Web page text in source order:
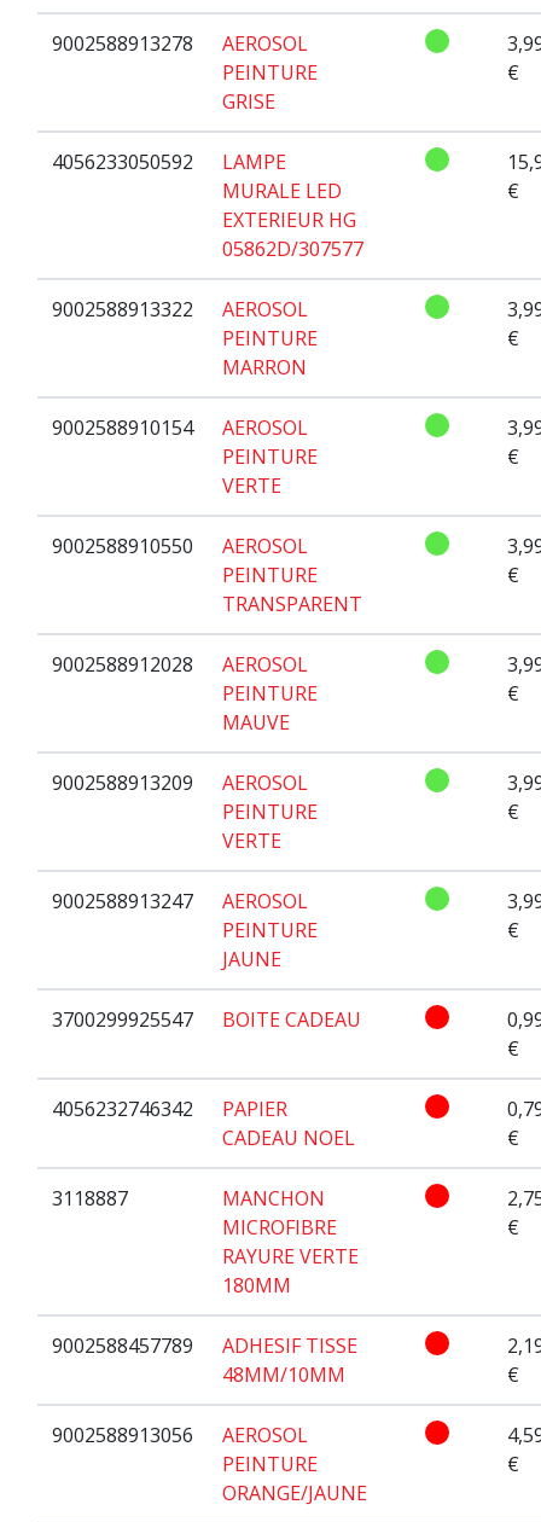
9002588913278
AEROSOL
PEINTURE
GRISE
€
4056233050592
LAMPE
MURALE LED
EXTERIEUR HG
05862D/307577
€
9002588913322
AEROSOL
PEINTURE
MARRON
€
9002588910154
AEROSOL
PEINTURE
VERTE
€
9002588910550
AEROSOL
PEINTURE
TRANSPARENT
€
9002588912028
AEROSOL
PEINTURE
MAUVE
€
9002588913209
AEROSOL
PEINTURE
VERTE
€
9002588913247
AEROSOL
PEINTURE
JAUNE
€
3700299925547 BOITE CADEAU
€
4056232746342
PAPIER
CADEAU NOEL
€
3118887
MANCHON
MICROFIBRE
RAYURE VERTE
180MM
€
9002588457789
ADHESIF TISSE
48MM/10MM
€
9002588913056
AEROSOL
PEINTURE
ORANGE/JAUNE
€